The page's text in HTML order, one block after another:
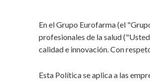
En el Grupo Eurofarma (el
profesionales de la salud
calidad e innovación. Con
Esta Política se aplica a las